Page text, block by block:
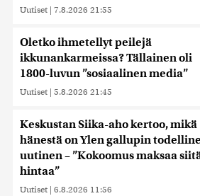
Uutiset | 7.8.2026 21:55
Oletko ihmetellyt peilejä
ikkunankarmeissa? Tällainen oli
1800-luvun ”sosiaalinen media”
Uutiset | 5.8.2026 21:45
Keskustan Siika-aho kertoo, mikä
hänestä on Ylen gallupin
uutinen – ”Kokoomus maksaa
hintaa”
Uutiset | 6.8.2026 11:56